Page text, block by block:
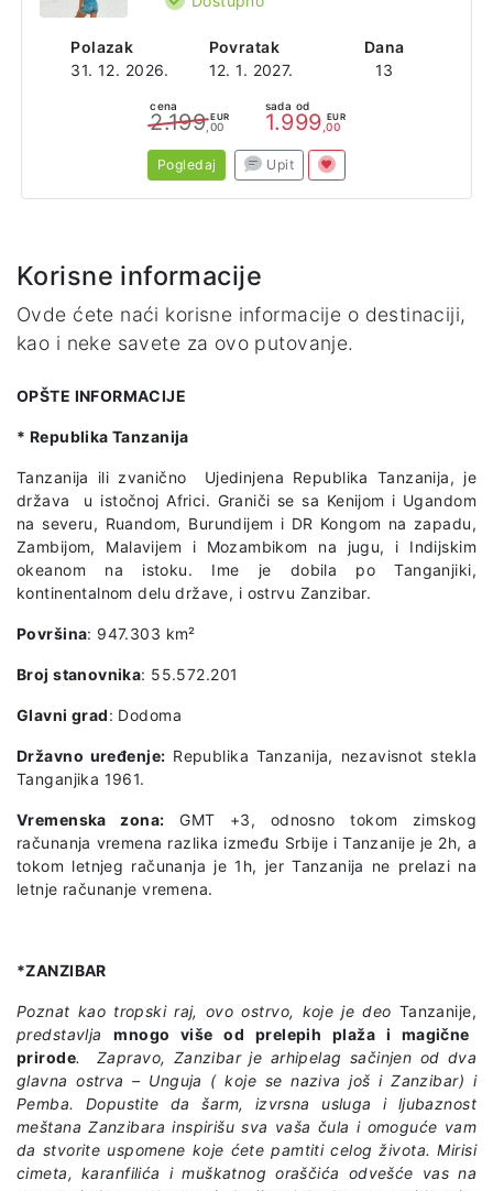
Polazak
31. 12. 2026.
Povratak
12. 1. 2027.
Dana
13
cena
2.199 EUR
,00
sada od
1.999 EUR
,00
Pogledaj Upit
Korisne informacije
Ovde ćete naći korisne informacije o destinaciji,
kao i neke savete za ovo putovanje.
OPŠTE INFORMACIJE
* Republika Tanzanija
Tanzanija ili zvanično Ujedinjena Republika Tanzanija, je
država u istočnoj Africi. Graniči se sa Kenijom i Ugandom
na severu, Ruandom, Burundijem i DR Kongom na zapadu,
Zambijom, Malavijem i Mozambikom na jugu, i Indijskim
okeanom na istoku. Ime je dobila po Tanganjiki,
kontinentalnom delu države, i ostrvu Zanzibar.
Površina: 947.303 km²
Broj stanovnika: 55.572.201
Glavni grad: Dodoma
Državno uređenje: Republika Tanzanija, nezavisnot stekla
Tanganjika 1961.
Vremenska zona: GMT +3, odnosno tokom zimskog
računanja vremena razlika između Srbije i Tanzanije je 2h, a
tokom letnjeg računanja je 1h, jer Tanzanija ne prelazi na
letnje računanje vremena.
*ZANZIBAR
Poznat kao tropski raj, ovo ostrvo, koje je deo Tanzanije,
predstavljamnogo više od prelepih plaža i
magične
prirode. Zapravo, Zanzibar je arhipelag sačinjen od dva
glavna ostrva – Unguja ( koje se naziva još i Zanzibar) i
Pemba. Dopustite da šarm, izvrsna usluga i ljubaznost
meštana Zanzibara inspirišu sva vaša čula i omoguće vam
da stvorite uspomene koje ćete pamtiti celog života. Mirisi
cimeta, karanfilića i muškatnog oraščića odvešće vas na